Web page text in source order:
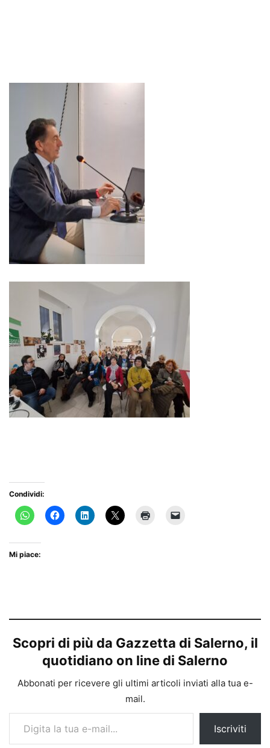
Condividi:
Mi piace:
Scopri di più da Gazzetta di Salerno, il
quotidiano on line di Salerno
Abbonati per ricevere gli ultimi articoli inviati alla tua e-
mail.
Digita la tua e-mail...
Iscriviti